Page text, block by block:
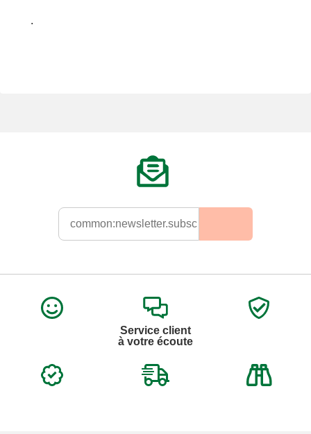
.
Service client
à votre écoute